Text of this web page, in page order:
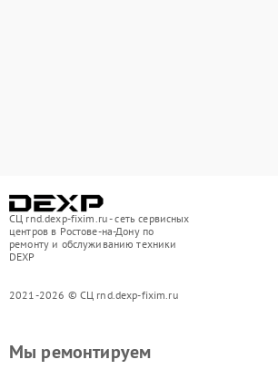
СЦ rnd.dexp-fixim.ru - сеть сервисных
центров в Ростове-на-Дону по
ремонту и обслуживанию техники
DEXP
2021-2026 © СЦ rnd.dexp-fixim.ru
Мы ремонтируем